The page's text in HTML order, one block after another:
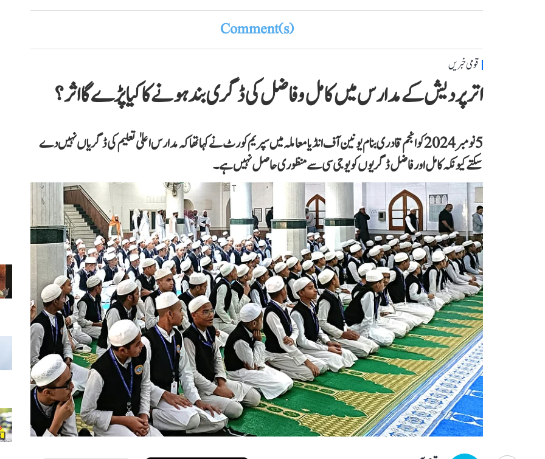
Comment(s)
قومی خبریں
اتر پردیش کے مدارس میں کامل و فاضل کی ڈگری بند ہونے کا کیا پڑے گا اثر؟
5 نومبر 2024 کو انجم قادری بنام یونین آف انڈیا معاملہ میں سپریم کورٹ نے کہا تھا کہ مدارس اعلیٰ تعلیم کی ڈگریاں نہیں دے
سکتے کیونکہ کامل اور فاضل ڈگریوں کو یو جی سی سے منظوری حاصل نہیں ہے۔